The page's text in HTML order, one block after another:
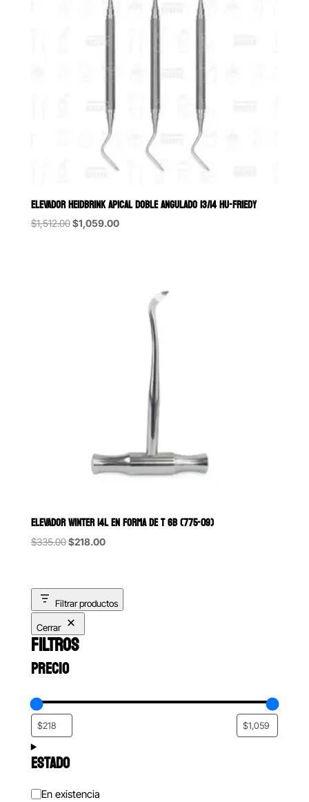
ELEVADOR HEIDBRINK APICAL DOBLE ANGULADO 13/14 HU-FRIEDY
$1,512.00Original
$1,059.00Current
ELEVADOR WINTER 14L EN FORMA DE T 6B (775-09)
$335.00Original
$335.00.
$218.00Current
$218.00.
Filtrar productos
Cerrar
FILTROS
PRECIO
ESTADO
Estado
En existencia